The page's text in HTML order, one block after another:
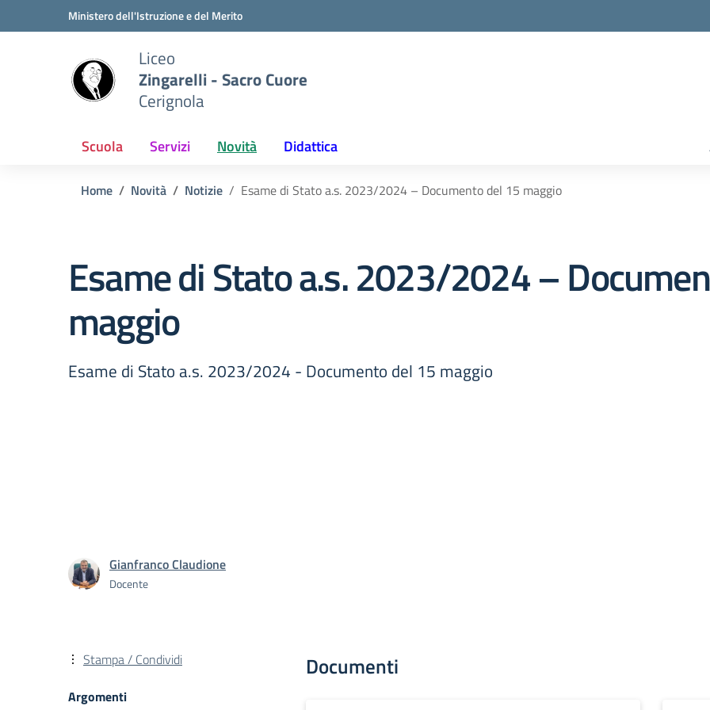
Vai ai contenuti
Vai al menu di navigazioneMinistero dell'Istruzione e del Merito
Liceo
Zingarelli - Sacro Cuore
Cerignola
Scuola Servizi Novità Didattica
Home Novità Notizie Esame di Stato a.s. 2023/2024 – Documento del 15 maggio
Esame di Stato a.s. 2023/2024 –
maggio
Esame di Stato a.s. 2023/2024 - Documento del 15 maggio
Gianfranco Claudione
Docente
Documenti
Stampa / Condividi
Argomenti